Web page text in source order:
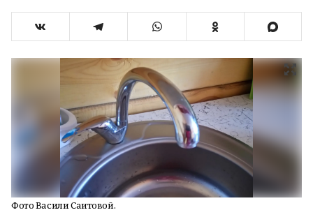
Фото Васили Саитовой.